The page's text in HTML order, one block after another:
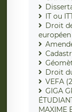
IT ou
Droit
Droit
VEFA
GIGA
MAXIME